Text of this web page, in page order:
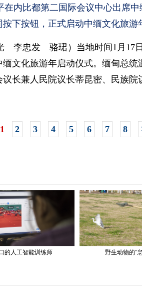
在内比都第二国际会议中心出席
下按钮，正式启动中缅文化旅游
李忠发 骆珺）当地时间1月17
文化旅游年启动仪式。缅甸总
长兼人民院议长蒂昆密、民族
1 2 3 4 5 6 7 8